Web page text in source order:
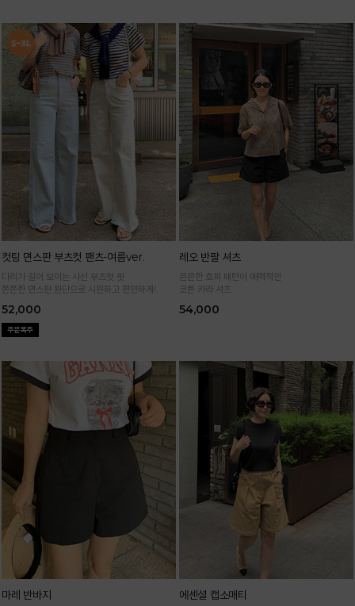
컷팅 면스판 부츠컷 팬츠-여름ver.
다리가 길어 보이는 사선 부츠컷 핏
쫀쫀한 면스판 원단으로 시원하고 편안하게!
52,000
레오 반팔 셔츠
은은한 호피 패턴이 매력적인
코튼 카라 셔츠
54,000
마레 반바지 에센셜 캡소매티